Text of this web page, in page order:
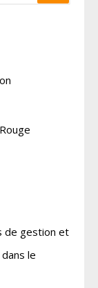
de gestion et
le